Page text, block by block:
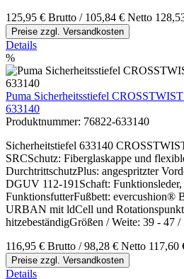
125,95 € Brutto / 105,84 € Netto
Preise zzgl. Versandkosten
Details
%
Puma Sicherheitsstiefel
633140
Produktnummer: 76822-633140
Sicherheitstiefel 633140
SRCSchutz: Fiberglaskappe und
DurchtrittschutzPlus: angespritzter
DGUV 112-191Schaft:
FunktionsfutterFußbett: evercushion®
URBAN mit ldCell und
hitzebeständigGrößen / Weite: 39 - 47 /
116,95 € Brutto / 98,28 € Netto 117,60
Preise zzgl. Versandkosten
Details